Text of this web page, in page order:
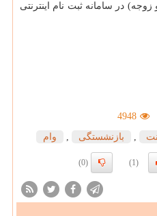
در سامانه ثبت نام اینترنتی
4948
بازنشستگی وام
(1)
(0)